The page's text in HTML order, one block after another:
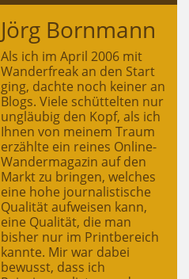
Jörg Bornmann
Als ich im April 2006 mit
Wanderfreak an den Start
ging, dachte noch keiner an
Blogs. Viele schüttelten nur
ungläubig den Kopf, als ich
Ihnen von meinem Traum
erzählte ein reines Online-
Wandermagazin auf den
Markt zu bringen, welches
eine hohe journalistische
Qualität aufweisen kann,
eine Qualität, die man
bisher nur im Printbereich
kannte. Mir war dabei
bewusst, dass ich